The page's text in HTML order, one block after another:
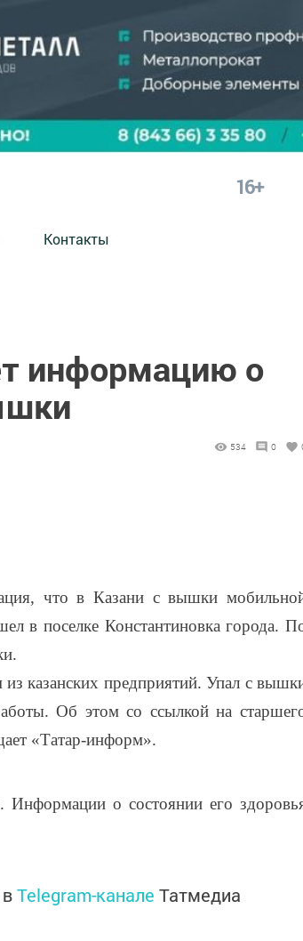
16+
Контакты
информацию о
534 0
что в Казани с вышки
в поселке Константиновка города.
казанских предприятий. Упал с
Об этом со ссылкой на
«Татар-информ».
о состоянии его
Telegram-канале Татмедиа